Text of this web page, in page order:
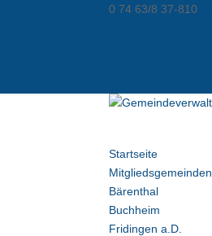
0 74 63/8 37-810
Startseite
Mitgliedsgemeinden
Bärenthal
Buchheim
Fridingen a.D.